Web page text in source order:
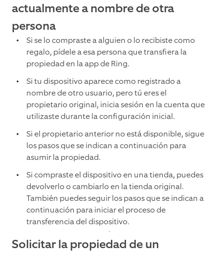
actualmente a nombre de otra
persona
Si se lo compraste a alguien o lo recibiste como
regalo, pídele a esa persona que transfiera la
propiedad en la app de Ring.
Si tu dispositivo aparece como registrado a
nombre de otro usuario, pero tú eres el
propietario original, inicia sesión en la cuenta que
utilizaste durante la configuración inicial.
Si el propietario anterior no está disponible, sigue
los pasos que se indican a continuación para
asumir la propiedad.
Si compraste el dispositivo en una tienda, puedes
devolverlo o cambiarlo en la tienda original.
También puedes seguir los pasos que se indican a
continuación para iniciar el proceso de
transferencia del dispositivo.
Solicitar la propiedad de un